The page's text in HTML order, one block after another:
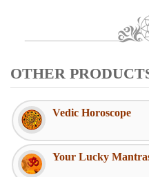
OTHER
Vedic Horoscope
Your Lucky